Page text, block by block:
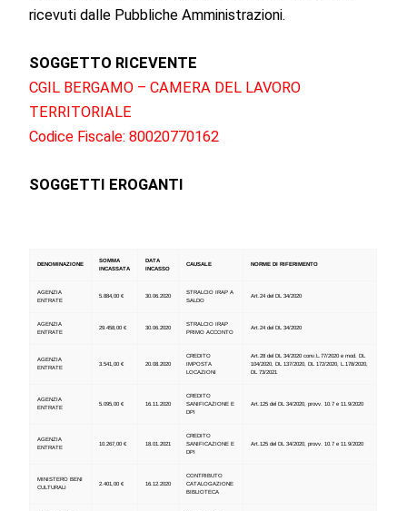
ricevuti dalle Pubbliche Amministrazioni.
SOGGETTO RICEVENTE
CGIL BERGAMO – CAMERA DEL LAVORO
TERRITORIALE
Codice Fiscale: 80020770162
SOGGETTI EROGANTI
DENOMINAZIONE
SOMMA
INCASSATA
DATA
INCASSO
CAUSALE NORME DI RIFERIMENTO
AGENZIA
ENTRATE
5.884,00 € 30.06.2020
STRALCIO IRAP A
SALDO
Art.24 del DL 34/2020
AGENZIA
ENTRATE
29.458,00 € 30.06.2020
STRALCIO IRAP
PRIMO ACCONTO
Art.24 del DL 34/2020
AGENZIA
ENTRATE
3.541,00 € 20.08.2020
CREDITO
IMPOSTA
LOCAZIONI
Art.28 del DL 34/2020 conv.L.77/2020 e mod. DL
104/2020, DL 137/2020, DL 172/2020, L.178/2020,
DL 73/2021
AGENZIA
ENTRATE
5.095,00 € 16.11.2020
CREDITO
SANIFICAZIONE E
DPI
Art.125 del DL 34/2020, provv. 10.7 e 11.9/2020
AGENZIA
ENTRATE
10.267,00 € 18.01.2021
CREDITO
SANIFICAZIONE E
DPI
Art.125 del DL 34/2020, provv. 10.7 e 11.9/2020
MINISTERO BENI
CULTURALI
2.401,00 € 16.12.2020
CONTRIBUTO
CATALOGAZIONE
BIBLIOTECA